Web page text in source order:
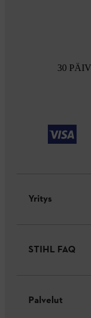
30
Yritys
STIHL FAQ
Palvelut